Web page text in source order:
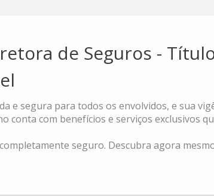
de Seguros -
e segura para todos os envolvidos, e sua
conta com benefícios e serviços exclusivos
seguro. Descubra agora